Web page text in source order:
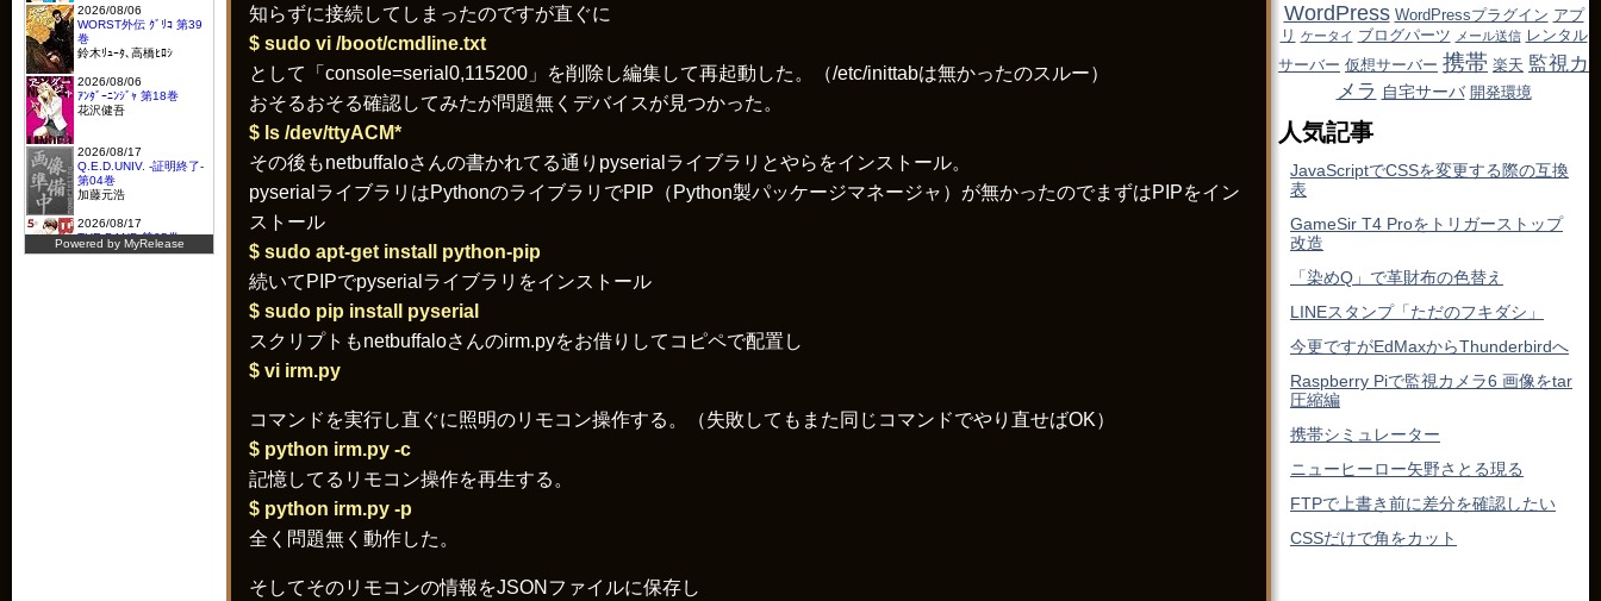
知らずに接続してしまったのですが直ぐに
$ sudo vi /boot/cmdline.txt
として「console=serial0,115200」を削除し編集して再起動した。（/etc/inittabは無かったのスルー）
おそるおそる確認してみたが問題無くデバイスが見つかった。
$ ls /dev/ttyACM*
その後もnetbuffaloさんの書かれてる通りpyserialライブラリとやらをインストール。
pyserialライブラリはPythonのライブラリでPIP（Python製パッケージマネージャ）が無かったのでまずはPIPをイン
ストール
$ sudo apt-get install python-pip
続いてPIPでpyserialライブラリをインストール
$ sudo pip install pyserial
スクリプトもnetbuffaloさんのirm.pyをお借りしてコピペで配置し
$ vi irm.py
コマンドを実行し直ぐに照明のリモコン操作する。（失敗してもまた同じコマンドでやり直せばOK）
$ python irm.py -c
記憶してるリモコン操作を再生する。
$ python irm.py -p
全く問題無く動作した。
そしてそのリモコンの情報をJSONファイルに保存し
WordPress WordPressプラグイン アプ
リ ケータイ ブログパーツ メール送信 レンタル
サーバー 仮想サーバー 携帯 楽天 監視カ
メラ 自宅サーバ 開発環境
人気記事
JavaScriptでCSSを変更する際の互換
表
GameSir T4 Proをトリガーストップ
改造
「染めQ」で革財布の色替え
LINEスタンプ「ただのフキダシ」
今更ですがEdMaxからThunderbirdへ
Raspberry Piで監視カメラ6 画像をtar
圧縮編
携帯シミュレーター
ニューヒーロー矢野さとる現る
FTPで上書き前に差分を確認したい
CSSだけで角をカット